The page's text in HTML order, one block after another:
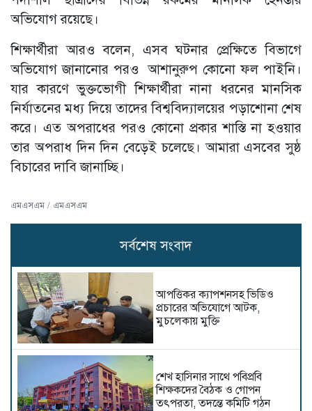
অভিযোগ রয়েছে।
শিক্ষার্থীরা আরও বলেন, এসব ঘটনার প্রেক্ষিতে বিভাগে
অভিযোগ জানানোর পরও আশানুরুপ কোনো ফল পাইনি।
যার কারণে ভুক্তভোগী শিক্ষার্থীরা নানা ধরনের মানসিক
নির্যাতনের মধ্য দিয়ে তাদের বিশ্ববিদ্যালয়ের পড়াশোনা শেষ
করে। এত অপরাধের পরও কোনো প্রকার শাস্তি না হওয়ার
তার অপরাধ দিন দিন বেড়েই চলেছে। আমারা এসবের সুষ্ঠ
বিচারের দাবি জানাচ্ছি।
এমএসএম / এমএসএম
সর্বশেষ সংবাদ
আপত্তিকর ক্যাপশনসহ ভিডিও
প্রচারের অভিযোগে আটক,
মুচলেকায় মুক্তি
শেখ হাসিনার সাথে পবিপ্রবি
শিক্ষকদের বৈঠক ও গোপন
তৎপরতা, তদন্তে কমিটি গঠন